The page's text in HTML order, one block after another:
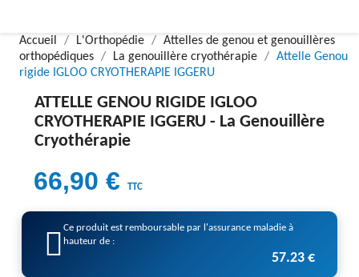
Accueil L'Orthopédie
Attelles de genou et genouillères
orthopédiques
La genouillère cryothérapie
Attelle Genou
rigide IGLOO CRYOTHERAPIE IGGERU
ATTELLE GENOU RIGIDE IGLOO
CRYOTHERAPIE IGGERU - La Genouillère
Cryothérapie
66,90 € TTC
Ce produit est remboursable par l'assurance maladie à
hauteur de :
57.23 €